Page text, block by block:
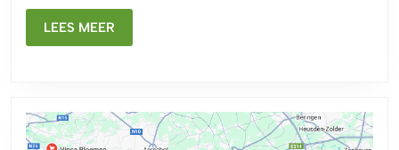
Natuur
LEES MEER
MEER